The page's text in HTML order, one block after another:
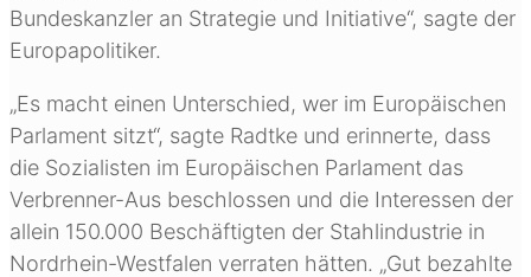
Bundeskanzler an Strategie und Initiative“, sagte der
Europapolitiker.
„Es macht einen Unterschied, wer im Europäischen
Parlament sitzt“, sagte Radtke und erinnerte, dass
die Sozialisten im Europäischen Parlament das
Verbrenner-Aus beschlossen und die Interessen der
allein 150.000 Beschäftigten der Stahlindustrie in
Nordrhein-Westfalen verraten hätten. „Gut bezahlte